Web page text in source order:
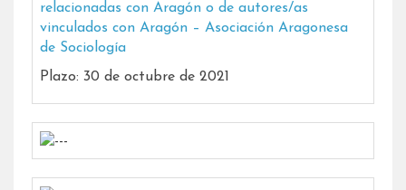
relacionadas con Aragón o de autores/as
vinculados con Aragón – Asociación Aragonesa
de Sociología
Plazo: 30 de octubre de 2021